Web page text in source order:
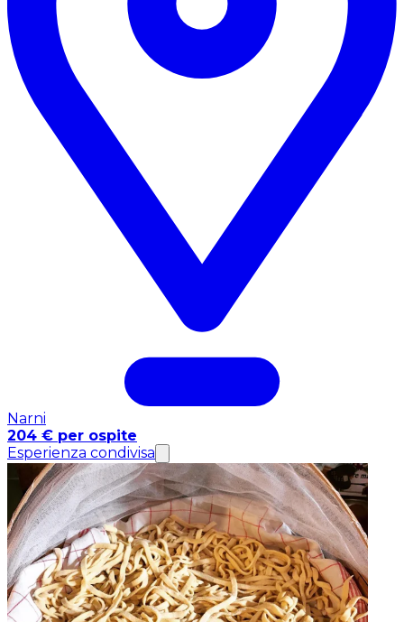
Narni
204 € per ospite
Esperienza condivisa